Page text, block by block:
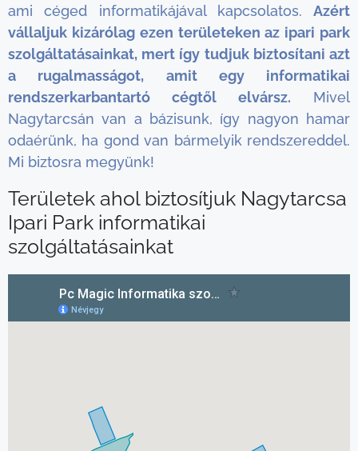
ami céged informatikájával kapcsolatos. Azért
vállaljuk kizárólag ezen területeken az ipari park
szolgáltatásainkat, mert így tudjuk biztosítani azt
a rugalmasságot, amit egy informatikai
rendszerkarbantartó cégtől elvársz. Mivel
Nagytarcsán van a bázisunk, így nagyon hamar
odaérünk, ha gond van bármelyik rendszereddel.
Mi biztosra megyünk!
Területek ahol biztosítjuk Nagytarcsa
Ipari Park informatikai
szolgáltatásainkat